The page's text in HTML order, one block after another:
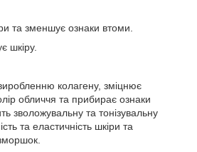
та зменшує ознаки втоми.
шкіру.
колагену, зміцнює
обличчя та прибирає ознаки
зволожувальну та тонізувальну
та еластичність шкіри та